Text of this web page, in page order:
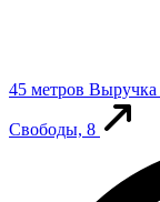
45 метров Выручка
Свободы, 8